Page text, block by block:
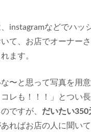
instagramなどでハ
て、お店でオーナー
ます。
〜と思って写真を用
レも！！！」とつい
ですが、 だいたい
ればお店の人に聞い